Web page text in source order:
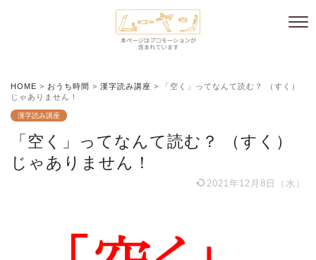
HOME > おうち時間 > 漢字読み講座 >
「空く」ってなんて読む？ （すく）
じゃありません！
漢字読み講座
「空く」ってなんて読む？ （すく）
じゃありません！
2021年12月8日（水）